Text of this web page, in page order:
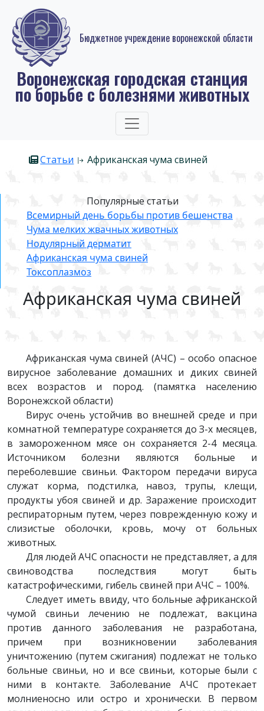
Бюджетное учреждение воронежской области
Воронежская городская станция
по борьбе с болезнями животных
Статьи Африканская чума свиней
Африканская чума свиней
Популярные статьи
Всемирный день борьбы против бешенства
Чума мелких жвачных животных
Нодулярный дерматит
Африканская чума свиней
Токсоплазмоз
Африканская чума свиней (АЧС) – особо опасное
вирусное заболевание домашних и диких свиней
всех возрастов и пород. (памятка населению
Воронежской области)
Вирус очень устойчив во внешней среде и при
комнатной температуре сохраняется до З-х месяцев,
в замороженном мясе он сохраняется 2-4 месяца.
Источником болезни являются больные и
переболевшие свиньи. Фактором передачи вируса
служат корма, подстилка, навоз, трупы, клещи,
продукты убоя свиней и др. Заражение происходит
респираторным путем, через поврежденную кожу и
слизистые оболочки, кровь, мочу от больных
животных.
Для людей АЧС опасности не представляет, а для
свиноводства последствия могут быть
катастрофическими, гибель свиней при АЧС – 100%.
Следует иметь ввиду, что больные африканской
чумой свиньи лечению не подлежат, вакцина
против данного заболевания не разработана,
причем при возникновении заболевания
уничтожению (путем сжигания) подлежат не только
больные свиньи, но и все свиньи, которые были с
ними в контакте. Заболевание АЧС протекает
молниеносно или остро и хронически. В первом